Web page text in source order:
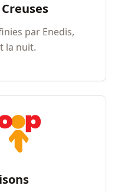
par Enedis,
la nuit.